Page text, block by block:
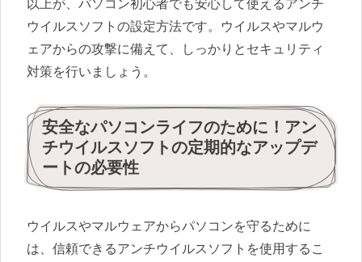
以上が、パソコン初心者でも安心して使えるアンチ
ウイルスソフトの設定方法です。ウイルスやマルウ
ェアからの攻撃に備えて、しっかりとセキュリティ
対策を行いましょう。
安全なパソコンライフのために！アン
チウイルスソフトの定期的なアップデ
ートの必要性
ウイルスやマルウェアからパソコンを守るために
は、信頼できるアンチウイルスソフトを使用するこ